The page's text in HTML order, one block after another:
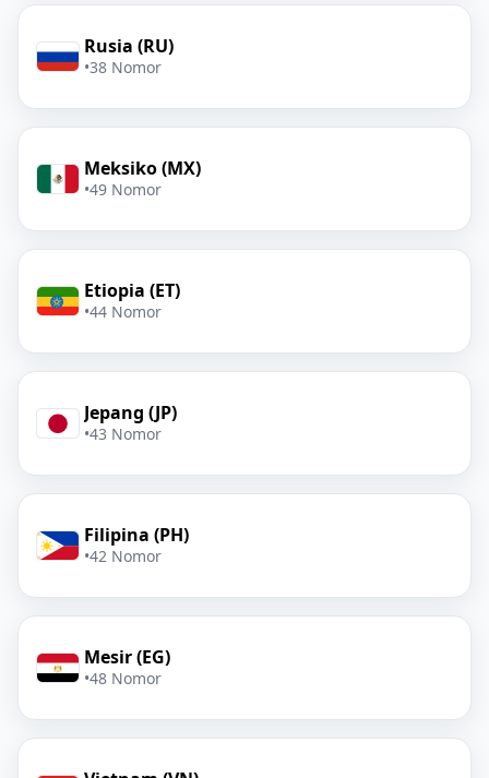
Rusia (RU)
•38 Nomor
Meksiko (MX)
•49 Nomor
Etiopia (ET)
•44 Nomor
Jepang (JP)
•43 Nomor
Filipina (PH)
•42 Nomor
Mesir (EG)
•48 Nomor